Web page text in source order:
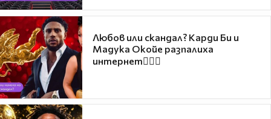
Любов или скандал? Карди Би и
Мадука Окойе разпалиха
интернет❤️‍🔥🔥